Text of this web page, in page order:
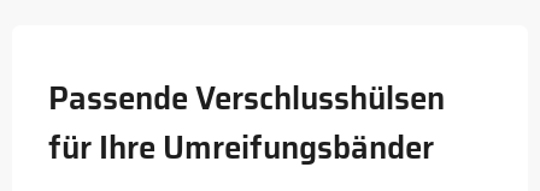
Passende Verschlusshülsen
für Ihre Umreifungsbänder